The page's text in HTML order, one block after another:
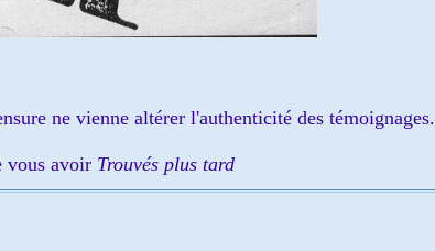
ne vienne altérer l'authenticité des témoignages.
vous avoir Trouvés plus tard